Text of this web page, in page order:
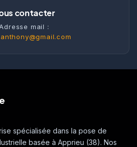
contacter
mail :
spécialisée dans la pose de
basée à Apprieu (38). Nos